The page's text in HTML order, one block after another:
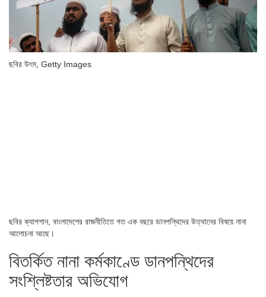
ছবির উৎস, Getty Images
ছবির ক্যাপশান, বাংলাদেশের রাজনীতিতে গত এক বছরে ডানপন্থিদের উত্থানের বিষয়ে নানা
আলোচনা আছে।
বিতর্কিত নানা কর্মকাণ্ডে ডানপন্থিদের
সংশ্লিষ্টতার অভিযোগ